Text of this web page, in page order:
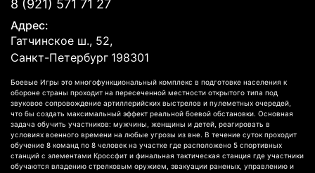
8 (921) 571 71 27
Адрес:
Гатчинское ш., 52,
Санкт-Петербург 198301
Боевые Игры это многофункциональный комплекс в подготовке населения к
обороне страны проходит на пересеченной местности открытого типа под
звуковое сопровождение артиллерийских выстрелов и пулеметных очередей,
что бы создать максимальный эффект реальной боевой обстановки. Основная
задача обучить участников: мужчины, женщины и детей, реагировать в
условиях военного времени на любые угрозы из вне. В течение суток проходит
обучение 8 команд по 8 человек на участке где расположено 5 спортивных
станций с элементами Кроссфит и финальная тактическая станция где участники
обучаются владению стрелковым оружием, эвакуации раненых, управлению и